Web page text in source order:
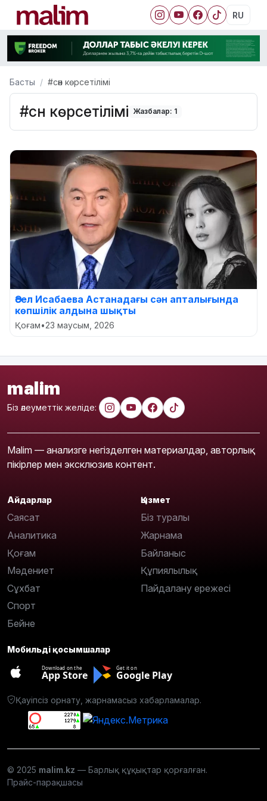
RU
Басты #сән көрсетілімі
#сән көрсетілімі Жазбалар: 1
Әсел Исабаева Астанадағы сән апталығында
көпшілік алдына шықты
Қоғам•23 маусым, 2026
malim
Біз әлеуметтік желіде:
Malim — анализге негізделген материалдар, авторлық
пікірлер мен эксклюзив контент.
Айдарлар
Саясат
Аналитика
Қоғам
Мәдениет
Сұхбат
Спорт
Бейне
Қызмет
Біз туралы
Жарнама
Байланыс
Құпиялылық
Пайдалану ережесі
Мобильді қосымшалар
Download on the
App Store
Get it on
Google Play
Қауіпсіз орнату, жарнамасыз хабарламалар.
© 2025 malim.kz — Барлық құқықтар қорғалған.
Прайс-парақшасы